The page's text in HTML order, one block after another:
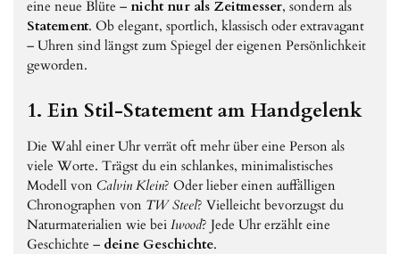
eine neue Blüte – nicht nur als Zeitmesser, sondern als
Statement. Ob elegant, sportlich, klassisch oder extravagant
– Uhren sind längst zum Spiegel der eigenen Persönlichkeit
geworden.
1. Ein Stil-Statement am Handgelenk
Die Wahl einer Uhr verrät oft mehr über eine Person als
viele Worte. Trägst du ein schlankes, minimalistisches
Modell von Calvin Klein? Oder lieber einen auffälligen
Chronographen von TW Steel? Vielleicht bevorzugst du
Naturmaterialien wie bei Iwood? Jede Uhr erzählt eine
Geschichte – deine Geschichte.